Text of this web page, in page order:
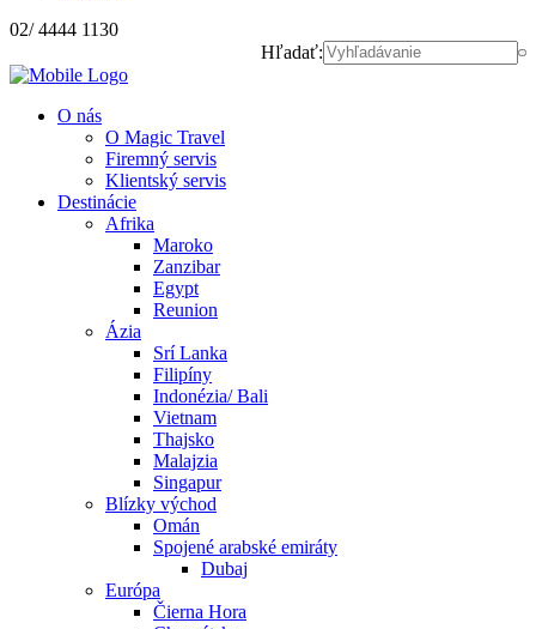
02/ 4444 1130
Hľadať:
O nás
O Magic Travel
Firemný servis
Klientský servis
Destinácie
Afrika
Maroko
Zanzibar
Egypt
Reunion
Ázia
Srí Lanka
Filipíny
Indonézia/ Bali
Vietnam
Thajsko
Malajzia
Singapur
Blízky východ
Omán
Spojené arabské emiráty
Dubaj
Európa
Čierna Hora